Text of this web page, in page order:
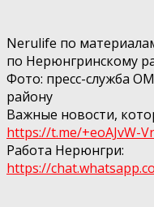
Nerulife по
по Нерюнгринскому
Фото: пресс-служба
району
Важные новости,
https://t.me/+eoAJvW-
Работа Нерюнгри:
https://